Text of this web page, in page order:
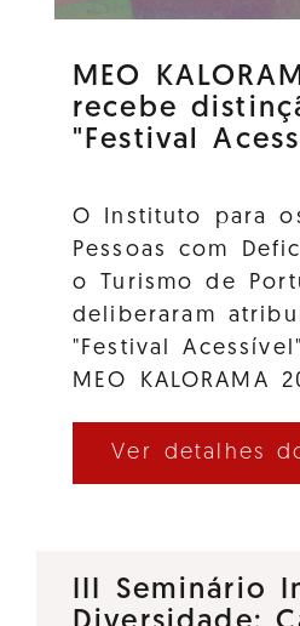
MEO
recebe
"Festival
O Instituto para
Pessoas com
o Turismo de
deliberaram
"Festival
MEO KALORAMA
Ver detalhes
III Seminário